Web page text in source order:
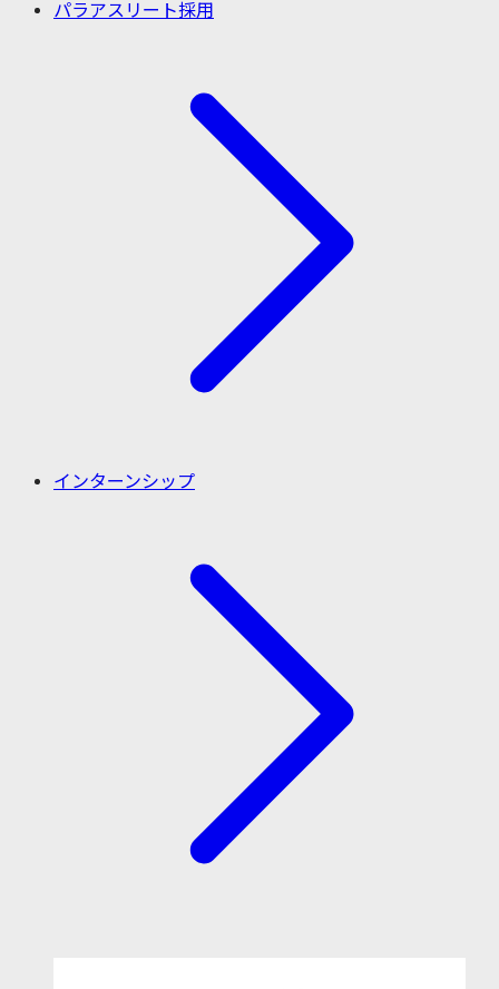
パラアスリート採用
インターンシップ